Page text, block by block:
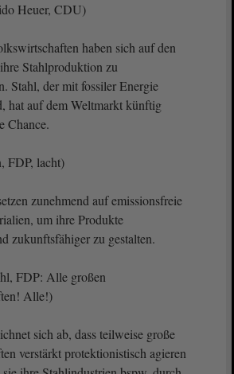
Heuer, CDU)
haben sich auf den
Stahlproduktion zu
Stahl, der mit fossiler Energie
hat auf dem Weltmarkt künftig
Chance.
FDP, lacht)
zunehmend auf emissionsfreie
um ihre Produkte
zukunftsfähiger zu gestalten.
FDP: Alle großen
Alle!)
sich ab, dass teilweise große
verstärkt protektionistisch agieren